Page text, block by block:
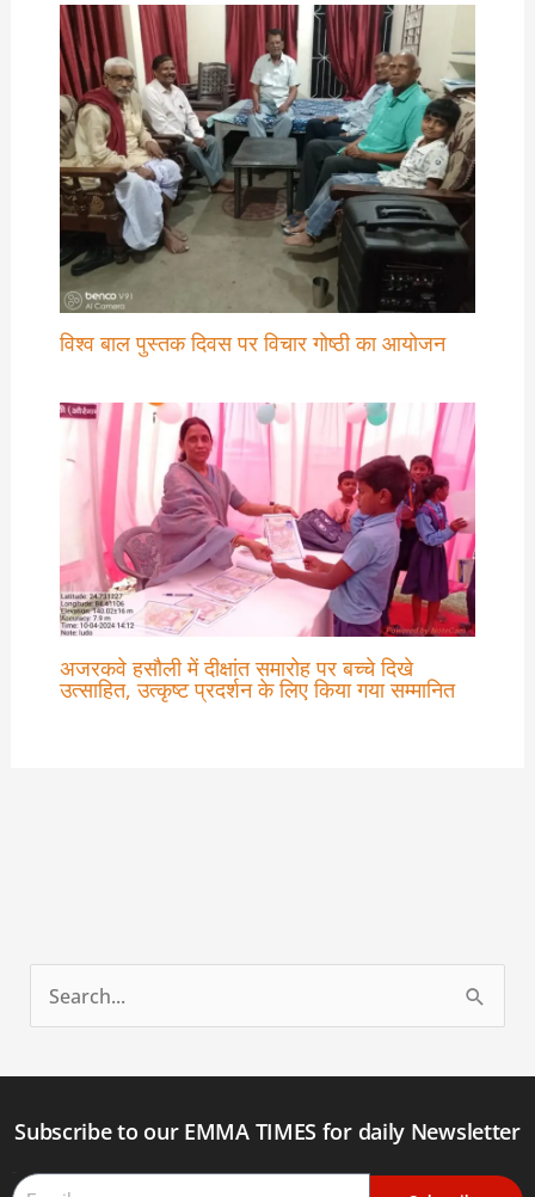
विश्व बाल पुस्तक दिवस पर विचार गोष्ठी का आयोजन
अजरकवे हसौली में दीक्षांत समारोह पर बच्चे दिखे
उत्साहित, उत्कृष्ट प्रदर्शन के लिए किया गया सम्मानित
a
h
Subscribe to our EMMA TIMES for daily Newsletter